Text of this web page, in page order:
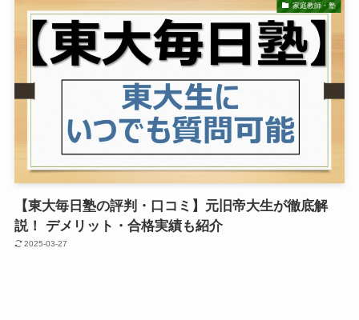
家庭教師・塾
【東大毎日塾の評判・口コミ】元旧帝大生が徹底解
説！ デメリット・合格実績も紹介
2025-03-27